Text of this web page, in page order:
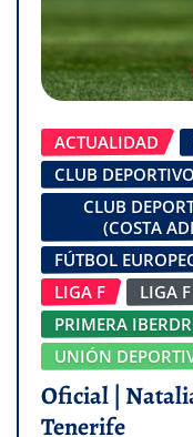
ACTUALIDAD
CLUB
CLUB
(COSTA
FÚTBOL
LIGA F
LIGA
PRIMERA
UNIÓN
Oficial |
Tenerife